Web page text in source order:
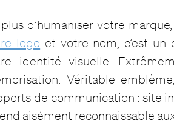
d’humaniser votre
logo et votre nom, c’est
identité visuelle.
Véritable
de communication : site
aisément reconnaissable